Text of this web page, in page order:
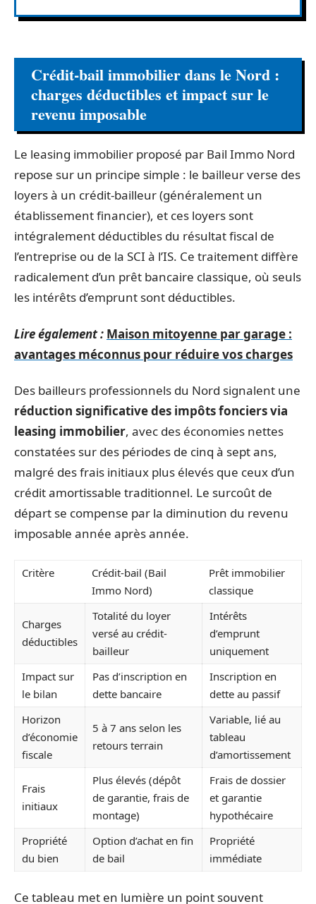
Crédit-bail immobilier dans le Nord :
charges déductibles et impact sur le
revenu imposable
Le leasing immobilier proposé par Bail Immo Nord
repose sur un principe simple : le bailleur verse des
loyers à un crédit-bailleur (généralement un
établissement financier), et ces loyers sont
intégralement déductibles du résultat fiscal de
l’entreprise ou de la SCI à l’IS. Ce traitement diffère
radicalement d’un prêt bancaire classique, où seuls
les intérêts d’emprunt sont déductibles.
Lire également : Maison mitoyenne par garage :
avantages méconnus pour réduire vos charges
Des bailleurs professionnels du Nord signalent une
réduction significative des impôts fonciers via
leasing immobilier, avec des économies nettes
constatées sur des périodes de cinq à sept ans,
malgré des frais initiaux plus élevés que ceux d’un
crédit amortissable traditionnel. Le surcoût de
départ se compense par la diminution du revenu
imposable année après année.
Critère
Crédit-bail (Bail
Immo Nord)
Prêt immobilier
classique
Charges
déductibles
Totalité du loyer
versé au crédit-
bailleur
Intérêts
d’emprunt
uniquement
Impact sur
le bilan
Pas d’inscription en
dette bancaire
Inscription en
dette au passif
Horizon
d’économie
fiscale
5 à 7 ans selon les
retours terrain
Variable, lié au
tableau
d’amortissement
Frais
initiaux
Plus élevés (dépôt
de garantie, frais de
montage)
Frais de dossier
et garantie
hypothécaire
Propriété
du bien
Option d’achat en fin
de bail
Propriété
immédiate
Ce tableau met en lumière un point souvent